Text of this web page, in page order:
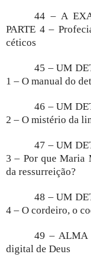
44 – A
PARTE 4 –
céticos
45 – UM
1 – O manual do
46 – UM
2 – O mistério da
47 – UM
3 – Por que Maria
da ressurreição?
48 – UM
4 – O cordeiro, o
49 – ALMA
digital de Deus